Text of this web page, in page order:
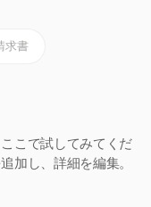
求書
こで試してみてくだ
加し、詳細を編集。